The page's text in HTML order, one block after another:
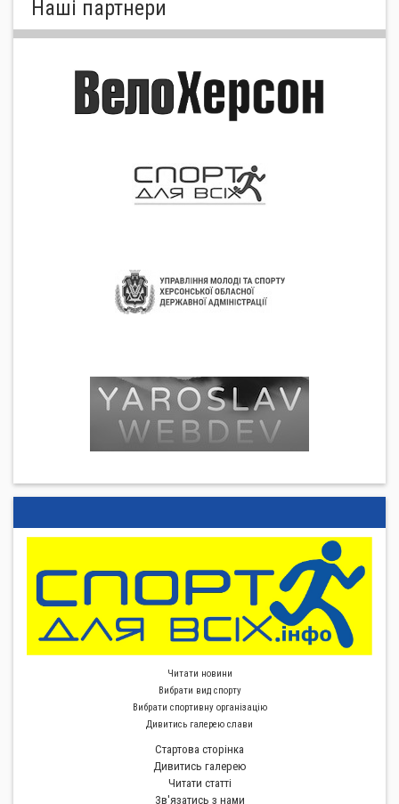
Нашi партнери
Читати новини
Вибрати вид спорту
Вибрати спортивну органiзацiю
Дивитись галерею слави
Стартова сторiнка
Дивитись галерею
Читати статті
Зв'язатись з нами